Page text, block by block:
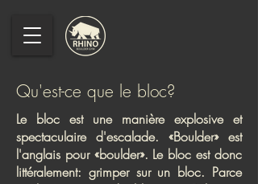
Qu'est-ce que le bloc?
Le bloc est une manière explosive et
spectaculaire d'escalade. «Boulder» est
l'anglais pour «boulder». Le bloc est donc
littéralement: grimper sur un bloc. Parce